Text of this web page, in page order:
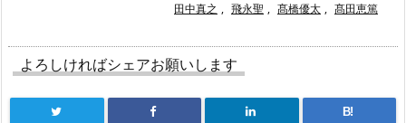
田中真之 , 飛永聖 , 髙橋優太 , 髙田恵篤
よろしければシェアお願いします
B!